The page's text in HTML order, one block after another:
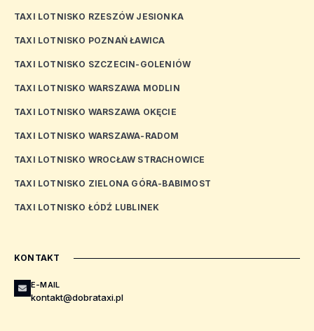
TAXI LOTNISKO RZESZÓW JESIONKA
TAXI LOTNISKO POZNAŃ ŁAWICA
TAXI LOTNISKO SZCZECIN-GOLENIÓW
TAXI LOTNISKO WARSZAWA MODLIN
TAXI LOTNISKO WARSZAWA OKĘCIE
TAXI LOTNISKO WARSZAWA-RADOM
TAXI LOTNISKO WROCŁAW STRACHOWICE
TAXI LOTNISKO ZIELONA GÓRA-BABIMOST
TAXI LOTNISKO ŁÓDŹ LUBLINEK
KONTAKT
E-MAIL
kontakt@dobrataxi.pl